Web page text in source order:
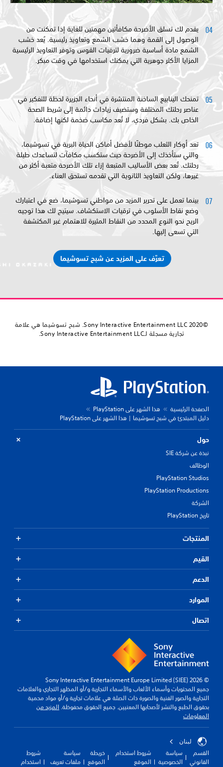
يقدم لك تسلق الأضرحة مكافأتين مهمتين للغاية إذا تمكنت من
الوصول إلى القمة وهما خشب الشمع وتعاويذ رئيسية. يُعد خشب
الشمع مادة أساسية ضرورية لترقيات القوس وتوفر التعاويذ الرئيسية
المزايا الأكثر جوهرية التي يمكنك استخدامها في وقت مبكر.
تمنحك الينابيع الساخنة المنتشرة في أنحاء الجزيرة لحظة للتفكير في
عناصر رحلتك المختلفة وستضيف زيادات دائمة إلى شريط الصحة
الخاص بك. بشكل فردي، لا تُعد مكاسب ضخمة لكنها إضافة.
تعد أوكار الثعلب موطنًا لأفضل أماكن الحياة البرية في تسوشيما،
والتي ستأخذك إلى الأضرحة حيث ستكسب مكافآت لتساعدك طيلة
رحلتك. تُعد بعض الأساليب المتبعة إزاء تلك الأضرحة متعبة أكثر من
غيرها، ولكن التعاويذ الثانوية التي تقدمه تستحق العناء.
بينما تعمل على تحرير المزيد من مواطني تسوشيما، ضع في اعتبارك
وضع نقاط الأسلوب في ترقيات الاستكشاف. سيتيح لك هذا توجيه
الريح نحو النوع المحدد من النقاط المثيرة للاهتمام غبر المكتشفة
التي تسعى إليها.
تعرَّف على المزيد عن شبح تسوشيما
©2020 Sony Interactive Entertainment LLC. شبح تسوشيما هي علامة
تجارية مسجلة لـSony Interactive Entertainment LLC.
الصفحة الرئيسية
هذا الشهر على PlayStation
دليل المبتدئ في شبح تسوشيما | هذا الشهر على PlayStation
حول
نبذة عن شركة SIE
الوظائف
PlayStation Studios
PlayStation Productions
الشركة
تاريخ PlayStation
المنتجات
القيم
الدعم
الموارد
اتصال
© 2026 Sony Interactive Entertainment Europe Limited (SIEE)
جميع المحتويات وأسماء الألعاب والأسماء التجارية و/أو المظهر التجاري والعلامات
التجارية والصور الفنية والصورة ذات الصلة هي علامات تجارية و/أو مواد محمية
بحقوق الطبع والنشر لأصحابها المعنيين. جميع الحقوق محفوظة. المزيد من
المعلومات
لبنان
القسم
القانوني
سياسة
الخصوصية
شروط استخدام
الموقع
خريطة
الموقع
سياسة
ملفات تعريف
شروط
استخدام